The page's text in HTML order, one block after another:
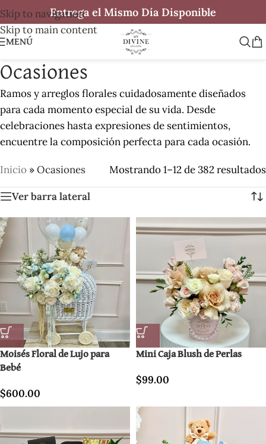
Skip to navigation
Skip to main content
Entrega el Mismo Día Disponible
MENÚ
Ocasiones
Ramos y arreglos florales cuidadosamente diseñados
para cada momento especial de su vida. Desde
celebraciones hasta expresiones de sentimientos,
encuentre la composición perfecta para cada ocasión.
Inicio »Ocasiones Mostrando 1–12 de 382 resultados
Ver barra lateral
Moisés Floral de Lujo para
Bebé
$600.00
Mini Caja Blush de Perlas
$99.00